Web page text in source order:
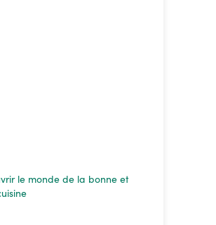
le monde de la bonne et